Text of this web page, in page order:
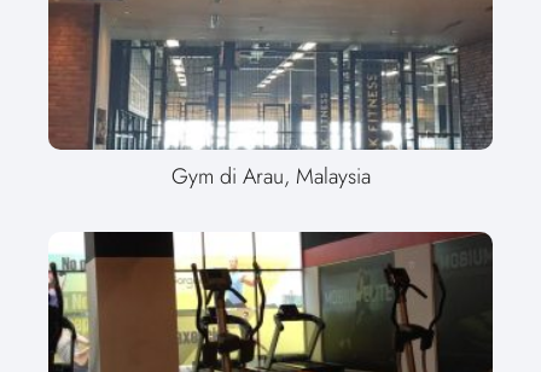
Gym di Arau, Malaysia